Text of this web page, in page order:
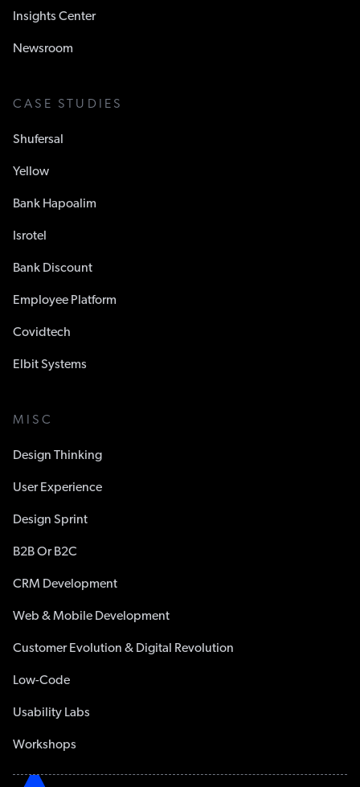
Insights Center
Newsroom
CASE STUDIES
Shufersal
Yellow
Bank Hapoalim
Isrotel
Bank Discount
Employee Platform
Covidtech
Elbit Systems
MISC
Design Thinking
User Experience
Design Sprint
B2B Or B2C
CRM Development
Web & Mobile Development
Customer Evolution & Digital Revolution
Low-Code
Usability Labs
Workshops